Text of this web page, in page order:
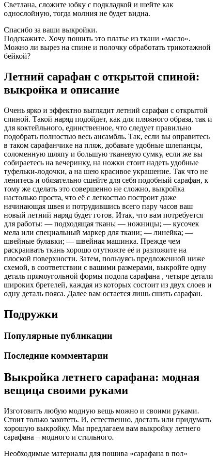
Светлана, сложите юбку с подкладкой и шейте как
однослойную, тогда молния не будет видна.
Спасибо за ваши выкройки.
Подскажите. Хочу пошить это платье из ткани «масло».
Можно ли вырез на спине и полочку обработать трикотажной
бейкой?
Летний сарафан с открытой спиной:
выкройка и описание
Очень ярко и эффектно выглядит летний сарафан с открытой
спиной. Такой наряд подойдет, как для пляжного образа, так и
для коктейльного, единственное, что следует правильно
подобрать полностью весь ансамбль. Так, если вы оправитесь
в таком сарафанчике на пляж, добавьте удобные шлепанцы,
соломенную шляпу и большую тканевую сумку, если же вы
собираетесь на вечеринку, на ножки стоит надеть удобные
туфельки-лодочки, а на шею красивое украшение. Так что не
ленитесь и обязательно сшейте для себя подобный сарафан, к
тому же сделать это совершенно не сложно, выкройка
настолько проста, что её с легкостью построит даже
начинающая швея и потрудившись всего пару часов ваш
новый летний наряд будет готов. Итак, что вам потребуется
для работы: — подходящая ткань; — ножницы; — кусочек
мела или специальный маркер для ткани; — линейка; —
швейные булавки; — швейная машинка. Прежде чем
раскраивать ткань хорошо отутюжте её и разложите на
плоской поверхности. Затем, пользуясь предложенной ниже
схемой, в соответствии с вашими размерами, выкройте одну
деталь прямоугольной формы подола сарафана , четыре детали
широких бретелей, каждая из которых состоит из двух слоев и
одну деталь пояса. Далее вам остается лишь сшить сарафан.
Подружки
Популярные публикации
Последние комментарии
Выкройка летнего сарафана: модная
вещица своими руками
Изготовить любую модную вещь можно и своими руками.
Стоит только захотеть. И, естественно, достать или придумать
хорошую выкройку. Мы предлагаем вам выкройку летнего
сарафана – модного и стильного.
Необходимые материалы для пошива «сарафана в пол»